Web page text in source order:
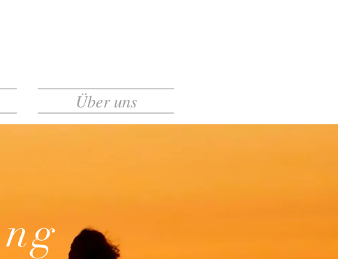
Über uns